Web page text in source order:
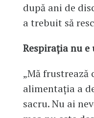
după ani de
a trebuit să
Respirația nu
„Mă
alimentația a
sacru. Nu ai